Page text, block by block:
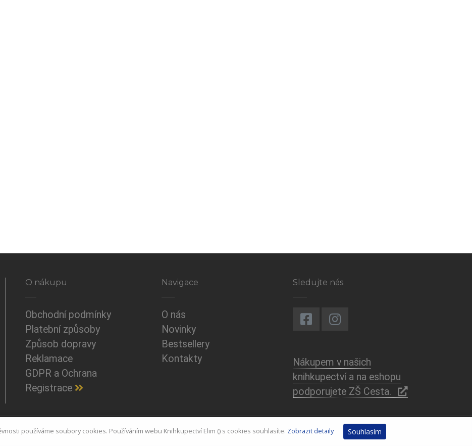
O nákupu
Obchodní podmínky
Platební způsoby
Způsob dopravy
Reklamace
GDPR a Ochrana
Registrace
Navigace
O nás
Novinky
Bestsellery
Kontakty
Sledujte nás
Nákupem v našich
knihkupectví a na eshopu
podporujete ZŠ Cesta.
používáme soubory cookies. Používáním webu Knihkupectví Elim () s cookies souhlasíte. Zobrazit detaily Souhlasím